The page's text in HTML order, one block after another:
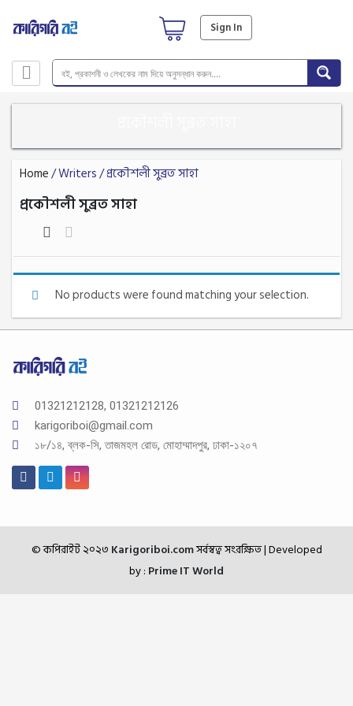
Sign In
Home/ Writers / প্রকৌশলী সুব্রত সাহা
প্রকৌশলী সুব্রত সাহা
No products were found matching your selection.
01321212128, 01321212126
karigoriboi@gmail.com
১৮/১৪, ব্লক-সি, তাজমহল রোড, মোহাম্মাদপুর, ঢাকা-১২০৭
© কপিরাইট ২০২৩ Karigoriboi.comসর্বস্বত্ব সংরক্ষিত| Developed
by : Prime IT World